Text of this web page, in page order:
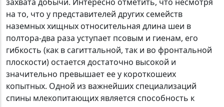
на то, что у представителей других семейств
наземных хищных относительная длина шеи в
полтора-два раза уступает псовым и гиенам, его
гибкость (как в сагиттальной, так и во фронтальной
плоскости) остается достаточно высокой и
значительно превышает ее у короткошеих
копытных. Одной из важнейших специализаций
спины млекопитающих является способность к